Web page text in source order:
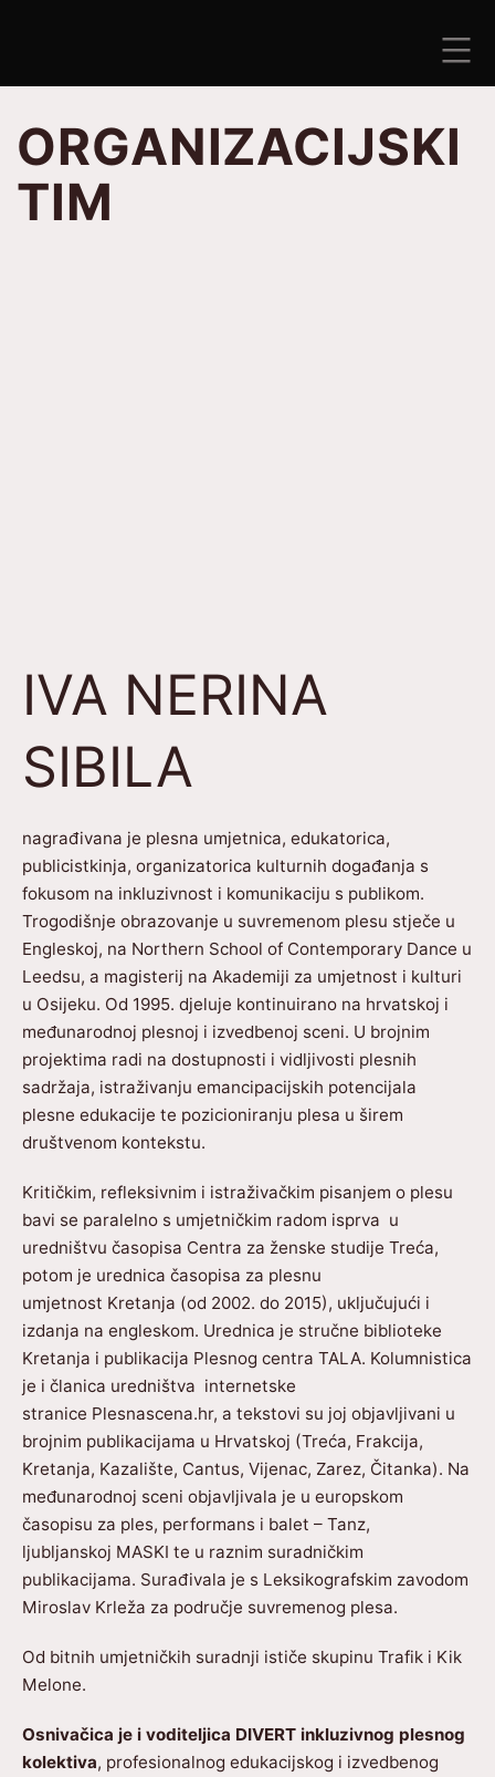
ORGANIZACIJSKI
TIM
IVA NERINA
SIBILA
nagrađivana je plesna umjetnica, edukatorica,
publicistkinja, organizatorica kulturnih događanja s
fokusom na inkluzivnost i komunikaciju s publikom.
Trogodišnje obrazovanje u suvremenom plesu stječe u
Engleskoj, na Northern School of Contemporary Dance u
Leedsu, a magisterij na Akademiji za umjetnost i kulturi
u Osijeku. Od 1995. djeluje kontinuirano na hrvatskoj i
međunarodnoj plesnoj i izvedbenoj sceni. U brojnim
projektima radi na dostupnosti i vidljivosti plesnih
sadržaja, istraživanju emancipacijskih potencijala
plesne edukacije te pozicioniranju plesa u širem
društvenom kontekstu.
Kritičkim, refleksivnim i istraživačkim pisanjem o plesu
bavi se paralelno s umjetničkim radom isprva u
uredništvu časopisa Centra za ženske studije Treća,
potom je urednica časopisa za plesnu
umjetnost Kretanja (od 2002. do 2015), uključujući i
izdanja na engleskom. Urednica je stručne biblioteke
Kretanja i publikacija Plesnog centra TALA. Kolumnistica
je i članica uredništva internetske
stranice Plesnascena.hr, a tekstovi su joj objavljivani u
brojnim publikacijama u Hrvatskoj (Treća, Frakcija,
Kretanja, Kazalište, Cantus, Vijenac, Zarez, Čitanka). Na
međunarodnoj sceni objavljivala je u europskom
časopisu za ples, performans i balet – Tanz,
ljubljanskoj MASKI te u raznim suradničkim
publikacijama. Surađivala je s Leksikografskim zavodom
Miroslav Krleža za područje suvremenog plesa.
Od bitnih umjetničkih suradnji ističe skupinu Trafik i Kik
Melone.
Osnivačica je i voditeljica DIVERT inkluzivnog plesnog
kolektiva, profesionalnog edukacijskog i izvedbenog